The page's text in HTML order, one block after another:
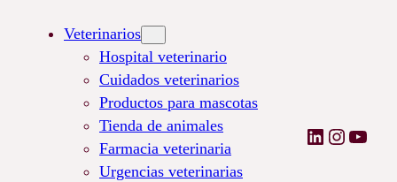
Veterinarios
Hospital veterinario
Cuidados veterinarios
Productos para mascotas
Tienda de animales
Farmacia veterinaria
Urgencias veterinarias
LinkedIn